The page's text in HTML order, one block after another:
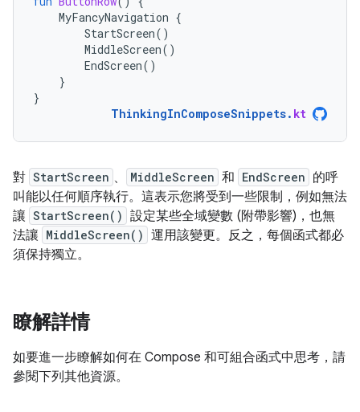
MyFancyNavigation {
StartScreen()
MiddleScreen()
EndScreen()
}
}
ThinkingInComposeSnippets. kt
對 StartScreen 、 MiddleScreen 和 EndScreen 的呼
叫能以任何順序執行。這表示您將受到一些限制，例如無法
讓 StartScreen() 設定某些全域變數 (附帶影響)，也無
法讓 MiddleScreen() 運用該變更。反之，每個函式都必
須保持獨立。
瞭解詳情
如要進一步瞭解如何在 Compose 和可組合函式中思考，請
參閱下列其他資源。